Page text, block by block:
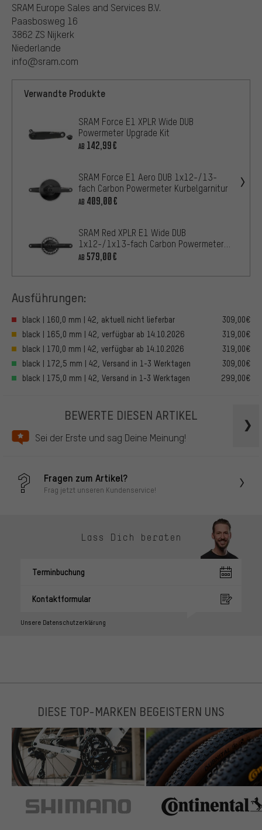
SRAM Europe Sales and Services B.V.
Paasbosweg 16
3862 ZS Nijkerk
Niederlande
info@sram.com
Verwandte Produkte
SRAM Force E1 XPLR Wide DUB
Powermeter Upgrade Kit
AB 142,99€
SRAM Force E1 Aero DUB 1x12-/13-
fach Carbon Powermeter Kurbelgarnitur
AB 409,00€
SRAM Red XPLR E1 Wide DUB
1x12-/1x13-fach Carbon Powermeter
Kurbelgarnitur
AB 579,00€
Ausführungen:
black | 160,0 mm | 42, aktuell nicht lieferbar
309,00€
black | 165,0 mm | 42, verfügbar ab 14.10.2026
319,00€
black | 170,0 mm | 42, verfügbar ab 14.10.2026
319,00€
black | 172,5 mm | 42, Versand in 1-3 Werktagen
309,00€
black | 175,0 mm | 42, Versand in 1-3 Werktagen
299,00€
BEWERTE DIESEN ARTIKEL
Sei der Erste und sag Deine Meinung!
Fragen zum Artikel?
Frag jetzt unseren Kundenservice!
Lass Dich beraten
Terminbuchung
Kontaktformular
Unsere Datenschutzerklärung
DIESE TOP-MARKEN BEGEISTERN UNS